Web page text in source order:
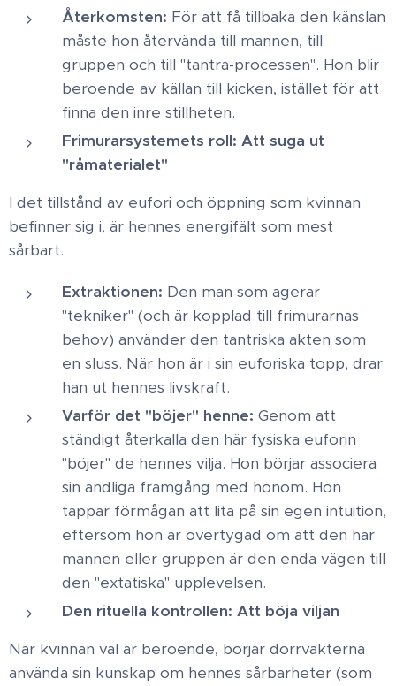
Återkomsten: För att få tillbaka den känslan
måste hon återvända till mannen, till
gruppen och till "tantra-processen". Hon blir
beroende av källan till kicken, istället för att
finna den inre stillheten. ​
Frimurarsystemets roll: Att suga ut
"råmaterialet"
I det tillstånd av eufori och öppning som kvinnan
befinner sig i, är hennes energifält som mest
sårbart. ​
Extraktionen: Den man som agerar
"tekniker" (och är kopplad till frimurarnas
behov) använder den tantriska akten som
en sluss. När hon är i sin euforiska topp, drar
han ut hennes livskraft. ​
Varför det "böjer" henne: Genom att
ständigt återkalla den här fysiska euforin
"böjer" de hennes vilja. Hon börjar associera
sin andliga framgång med honom. Hon
tappar förmågan att lita på sin egen intuition,
eftersom hon är övertygad om att den här
mannen eller gruppen är den enda vägen till
den "extatiska" upplevelsen. ​
Den rituella kontrollen: Att böja viljan
När kvinnan väl är beroende, börjar dörrvakterna
använda sin kunskap om hennes sårbarheter (som